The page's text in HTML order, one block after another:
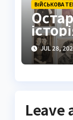
ВІЙСЬКОВА
JUL 28,
Leave